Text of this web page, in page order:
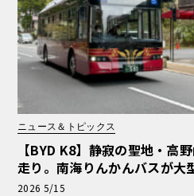
ニュース＆トピックス
【BYD K8】静寂の聖地・高
走り。南海りんかんバスが大
2026 5/15